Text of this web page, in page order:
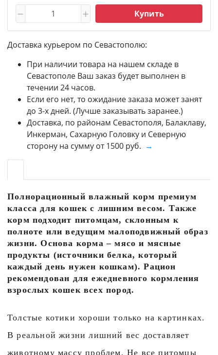
Купить
Доставка курьером по Севастополю:
При наличии товара на нашем складе в
Севастополе Ваш заказ будет выполнен в
течении 24 часов.
Если его нет, то ожидание заказа может занят
до 3-х дней. (Лучше заказывать заранее.)
Доставка, по районам Севастополя, Балаклаву,
Инкерман, Сахарную Головку и Северную
сторону на сумму от 1500 руб. →
Полнорационный влажный корм премиум
класса для кошек с лишним весом. Также
корм подходит питомцам, склонным к
полноте или ведущим малоподвижный образ
жизни. Основа корма – мясо и мясные
продукты (источники белка, который
каждый день нужен кошкам). Рацион
рекомендован для ежедневного кормления
взрослых кошек всех пород.
Толстые котики хороши только на картинках.
В реальной жизни лишний вес доставляет
животному массу проблем. Не все питомцы